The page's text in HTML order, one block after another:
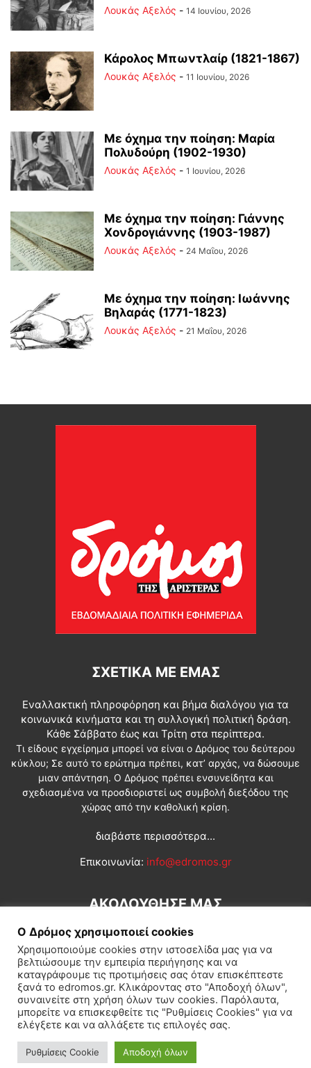
Λουκάς Αξελός - 14 Ιουνίου, 2026
Κάρολος Μπωντλαίρ (1821-1867)
Λουκάς Αξελός - 11 Ιουνίου, 2026
Με όχημα την ποίηση: Μαρία
Πολυδούρη (1902-1930)
Λουκάς Αξελός - 1 Ιουνίου, 2026
Με όχημα την ποίηση: Γιάννης
Χονδρογιάννης (1903-1987)
Λουκάς Αξελός - 24 Μαΐου, 2026
Με όχημα την ποίηση: Ιωάννης
Βηλαράς (1771-1823)
Λουκάς Αξελός - 21 Μαΐου, 2026
ΣΧΕΤΙΚΆ ΜΕ ΕΜΆΣ
Εναλλακτική πληροφόρηση και βήμα διαλόγου για τα
κοινωνικά κινήματα και τη συλλογική πολιτική δράση.
Κάθε Σάββατο έως και Τρίτη στα περίπτερα.
Τι είδους εγχείρημα μπορεί να είναι ο Δρόμος του δεύτερου
κύκλου; Σε αυτό το ερώτημα πρέπει, κατ’ αρχάς, να δώσουμε
μιαν απάντηση. Ο Δρόμος πρέπει ενσυνείδητα και
σχεδιασμένα να προσδιοριστεί ως συμβολή διεξόδου της
χώρας από την καθολική κρίση.
διαβάστε περισσότερα...
Επικοινωνία: info@edromos.gr
ΑΚΟΛΟΥΘΗΣΕ ΜΑΣ
Εγγραφή συνδρομητή Πολιτική Διεθνή Κοινωνία
Πολιτισμός Αφιερώματα
© Δρόμος της Αριστεράς
Ο Δρόμος χρησιμοποιεί cookies
Χρησιμοποιούμε cookies στην ιστοσελίδα μας για να
βελτιώσουμε την εμπειρία περιήγησης και να
καταγράφουμε τις προτιμήσεις σας όταν επισκέπτεστε
ξανά το edromos.gr. Κλικάροντας στο "Αποδοχή όλων",
συναινείτε στη χρήση όλων των cookies. Παρόλαυτα,
μπορείτε να επισκεφθείτε τις "Ρυθμίσεις Cookies" για να
ελέγξετε και να αλλάξετε τις επιλογές σας.
Ρυθμίσεις Cookie Αποδοχή όλων